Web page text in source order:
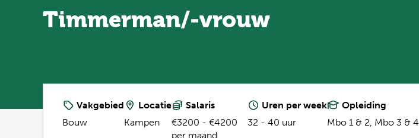
Timmerman/-vrouw
Vakgebied
Bouw
Locatie
Kampen
Salaris
€3200 - €4200
per maand
Uren per week
32 - 40 uur
Opleiding
Mbo 1 & 2, Mbo 3 & 4